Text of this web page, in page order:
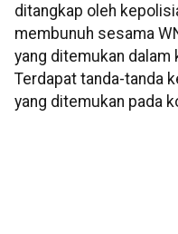
ditangkap oleh
membunuh sesama
yang ditemukan dalam
Terdapat tanda-tanda
yang ditemukan pada